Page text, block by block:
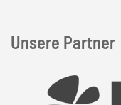
Unsere Partner